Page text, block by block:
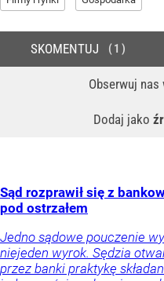
Obserwuj nas
Dodaj jako
SKOMENTUJ 1
Sąd rozprawił się z
pod ostrzałem
Jedno sądowe pouczenie
niejeden wyrok. Sędzia
przez banki praktykę